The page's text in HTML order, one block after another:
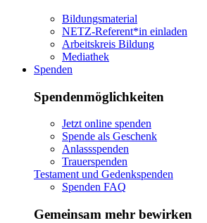
Bildungsmaterial
NETZ-Referent*in einladen
Arbeitskreis Bildung
Mediathek
Spenden
Spendenmöglichkeiten
Jetzt online spenden
Spende als Geschenk
Anlassspenden
Trauerspenden
Testament und Gedenkspenden
Spenden FAQ
Gemeinsam mehr bewirken